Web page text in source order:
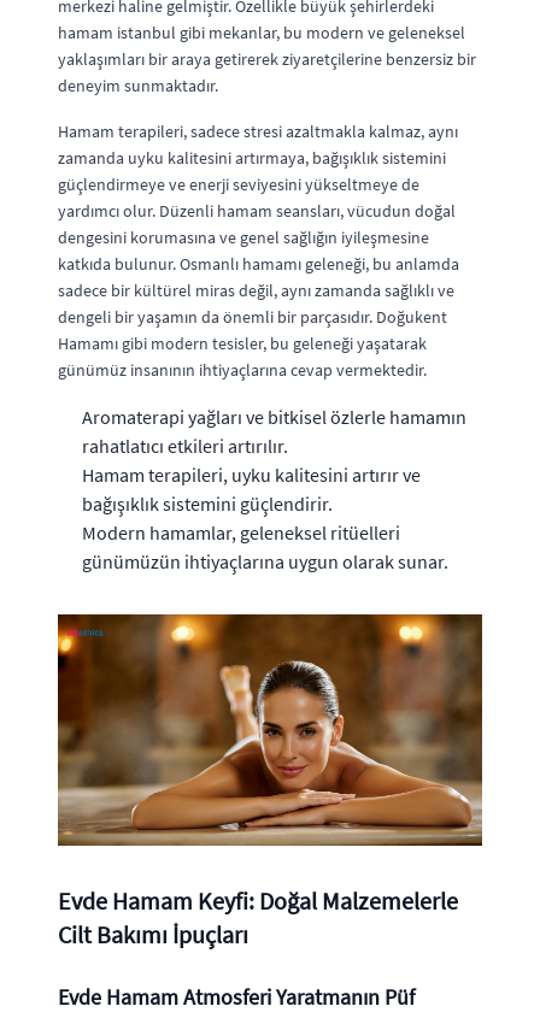
merkezi haline gelmiştir. Özellikle büyük şehirlerdeki
hamam istanbul gibi mekanlar, bu modern ve geleneksel
yaklaşımları bir araya getirerek ziyaretçilerine benzersiz bir
deneyim sunmaktadır.
Hamam terapileri, sadece stresi azaltmakla kalmaz, aynı
zamanda uyku kalitesini artırmaya, bağışıklık sistemini
güçlendirmeye ve enerji seviyesini yükseltmeye de
yardımcı olur. Düzenli hamam seansları, vücudun doğal
dengesini korumasına ve genel sağlığın iyileşmesine
katkıda bulunur. Osmanlı hamamı geleneği, bu anlamda
sadece bir kültürel miras değil, aynı zamanda sağlıklı ve
dengeli bir yaşamın da önemli bir parçasıdır. Doğukent
Hamamı gibi modern tesisler, bu geleneği yaşatarak
günümüz insanının ihtiyaçlarına cevap vermektedir.
Aromaterapi yağları ve bitkisel özlerle hamamın
rahatlatıcı etkileri artırılır.
Hamam terapileri, uyku kalitesini artırır ve
bağışıklık sistemini güçlendirir.
Modern hamamlar, geleneksel ritüelleri
günümüzün ihtiyaçlarına uygun olarak sunar.
Evde Hamam Keyfi: Doğal Malzemelerle
Cilt Bakımı İpuçları
Evde Hamam Atmosferi Yaratmanın Püf